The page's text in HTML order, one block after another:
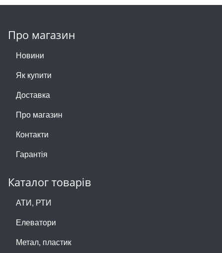
Про магазин
Новини
Як купити
Доставка
Про магазин
Контакти
Гарантія
Каталог товарів
АТИ, РТИ
Елеватори
Метал, пластик